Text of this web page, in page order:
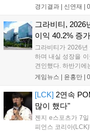
엑스를 제치고 라이
경기결과 | 신연재 |
그라비티,
이익 40.2% 증가
그라비티가 2026
하며 내실 성장을
견인했다. 하반기에
시작으로 9월 3일 ‘
이’ 출시가 예정돼
출시할 계획이다.
템 구축을 통해 신성
게임뉴스 | 윤홍만 |
[LCK] 2연속
많이 했다"
젠지 e스포츠가 7
피언스 코리아